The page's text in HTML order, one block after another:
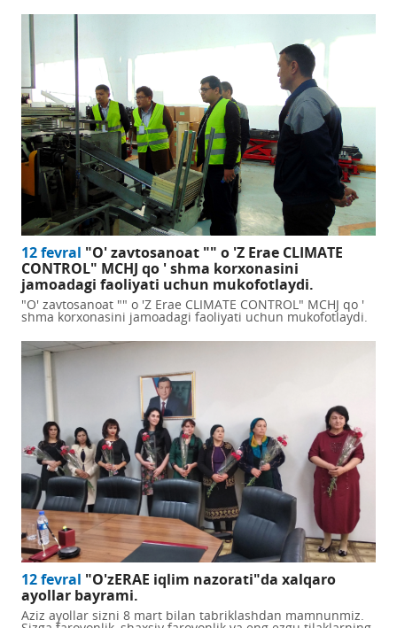
12 fevral "O' zavtosanoat "" o 'Z Erae CLIMATE
CONTROL" MCHJ qo ' shma korxonasini
jamoadagi faoliyati uchun mukofotlaydi.
"O' zavtosanoat "" o 'Z Erae CLIMATE CONTROL" MCHJ qo '
shma korxonasini jamoadagi faoliyati uchun mukofotlaydi.
12 fevral "O'zERAE iqlim nazorati"da xalqaro
ayollar bayrami.
Aziz ayollar sizni 8 mart bilan tabriklashdan mamnunmiz.